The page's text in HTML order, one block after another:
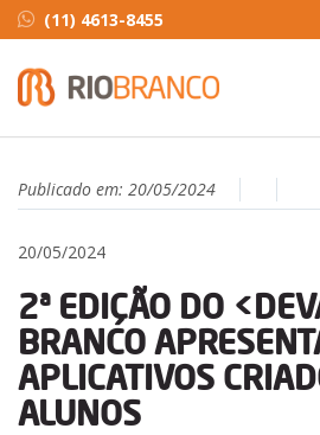
(11) 4613-8455
Publicado em: 20/05/2024
20/05/2024
2ª EDIÇÃO DO
BRANCO
APLICATIVOS
ALUNOS